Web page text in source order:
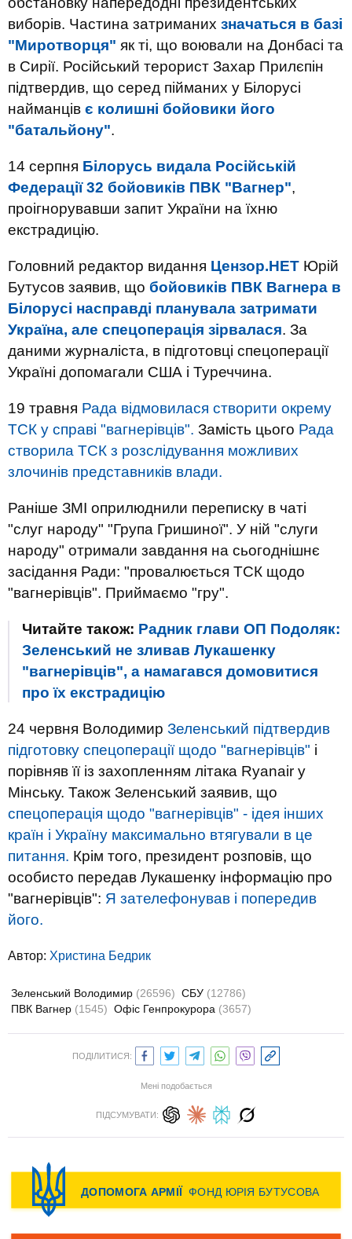
виборів. Частина затриманих значаться в базі
"Миротворця" як ті, що воювали на Донбасі та
в Сирії. Російський терорист Захар Прилєпін
підтвердив, що серед пійманих у Білорусі
найманців є колишні бойовики його
"батальйону".
14 серпня Білорусь видала Російській
Федерації 32 бойовиків ПВК "Вагнер",
проігнорувавши запит України на їхню
екстрадицію.
Головний редактор видання Цензор.НЕТ Юрій
Бутусов заявив, що бойовиків ПВК Вагнера в
Білорусі насправді планувала затримати
Україна, але спецоперація зірвалася. За
даними журналіста, в підготовці спецоперації
Україні допомагали США і Туреччина.
19 травня Рада відмовилася створити окрему
ТСК у справі "вагнерівців". Замість цього Рада
створила ТСК з розслідування можливих
злочинів представників влади.
Раніше ЗМІ оприлюднили переписку в чаті
"слуг народу" "Група Гришиної". У ній "слуги
народу" отримали завдання на сьогоднішнє
засідання Ради: "провалюється ТСК щодо
"вагнерівців". Приймаємо "гру".
Читайте також: Радник глави ОП Подоляк:
Зеленський не зливав Лукашенку
"вагнерівців", а намагався домовитися
про їх екстрадицію
24 червня Володимир Зеленський підтвердив
підготовку спецоперації щодо "вагнерівців" і
порівняв її із захопленням літака Ryanair у
Мінську. Також Зеленський заявив, що
спецоперація щодо "вагнерівців" - ідея інших
країн і Україну максимально втягували в це
питання. Крім того, президент розповів, що
особисто передав Лукашенку інформацію про
"вагнерівців": Я зателефонував і попередив
його.
Автор: Христина Бедрик
Зеленський Володимир (26596) СБУ (12786)
ПВК Вагнер (1545) Офіс Генпрокурора (3657)
ПОДІЛИТИСЯ:
Мені подобається
ПІДСУМУВАТИ: